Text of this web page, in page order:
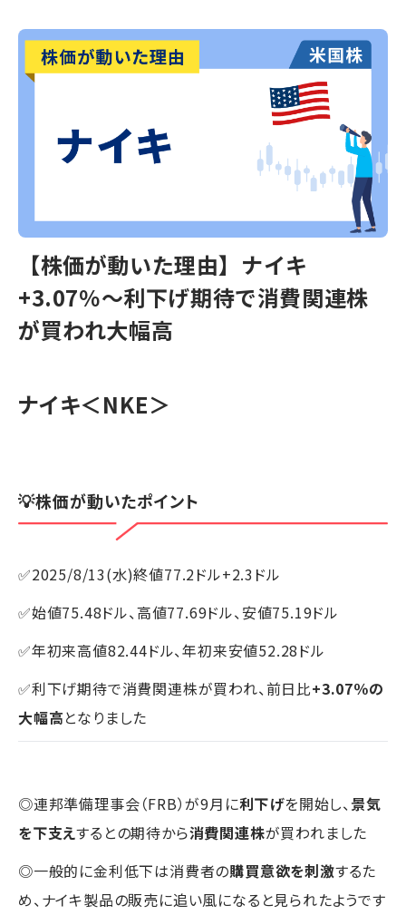
【株価が動いた理由】ナイキ
+3.07％〜利下げ期待で消費関連株
が買われ大幅高
ナイキ＜NKE＞
💡株価が動いたポイント
✅2025/8/13(水)終値77.2ドル+2.3ドル
✅始値75.48ドル、高値77.69ドル、安値75.19ドル
✅年初来高値82.44ドル、年初来安値52.28ドル
✅利下げ期待で消費関連株が買われ、前日比+3.07％の
大幅高となりました
◎連邦準備理事会（FRB）が9月に利下げを開始し、景気
を下支えするとの期待から消費関連株が買われました
◎一般的に金利低下は消費者の購買意欲を刺激するた
め、ナイキ製品の販売に追い風になると見られたようです